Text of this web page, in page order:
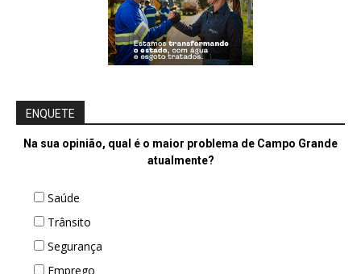
ENQUETE
Na sua opinião, qual é o maior problema de Campo Grande
atualmente?
Saúde
Trânsito
Segurança
Emprego